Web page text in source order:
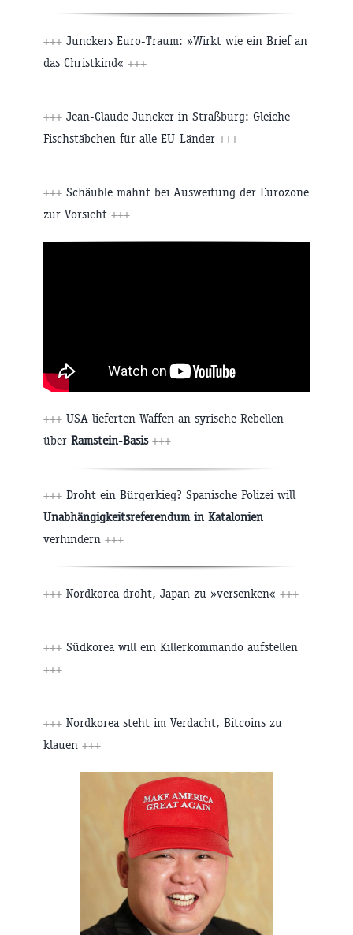
+++ Junckers Euro-Traum: »Wirkt wie ein Brief an
das Christkind« +++
+++ Jean-Claude Juncker in Straßburg: Gleiche
Fischstäbchen für alle EU-Länder +++
+++ Schäuble mahnt bei Ausweitung der Eurozone
zur Vorsicht +++
+++ USA lieferten Waffen an syrische Rebellen
über Ramstein-Basis+++
+++ Droht ein Bürgerkieg? Spanische Polizei will
Unabhängigkeitsreferendum in Katalonien
verhindern +++
+++ Nordkorea droht, Japan zu »versenken« +++
+++ Südkorea will ein Killerkommando aufstellen
+++
+++ Nordkorea steht im Verdacht, Bitcoins zu
klauen +++